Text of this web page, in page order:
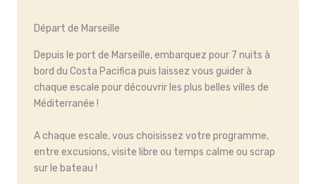
Départ de Marseille
Depuis le port de Marseille, embarquez pour 7 nuits à
bord du Costa Pacifica puis laissez vous guider à
chaque escale pour découvrir les plus belles villes de
Méditerranée !
A chaque escale, vous choisissez votre programme,
entre excusions, visite libre ou temps calme ou scrap
sur le bateau !